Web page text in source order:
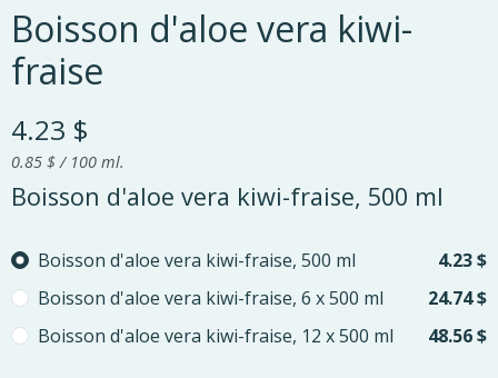
Boisson d'aloe vera kiwi-
fraise
4.23 $
0.85 $ / 100 ml.
Boisson d'aloe vera kiwi-fraise, 500 ml
Please select
Boisson d'aloe vera kiwi-fraise, 500 ml
4.23 $
Boisson d'aloe vera kiwi-fraise, 6 x 500 ml
24.74 $
Boisson d'aloe vera kiwi-fraise, 12 x 500 ml
48.56 $